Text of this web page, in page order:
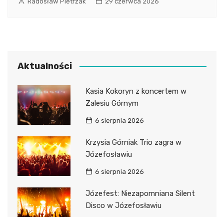
Aktualności
Kasia Kokoryn z koncertem w
Zalesiu Górnym
6 sierpnia 2026
Krzysia Górniak Trio zagra w
Józefosławiu
6 sierpnia 2026
Józefest: Niezapomniana Silent
Disco w Józefosławiu